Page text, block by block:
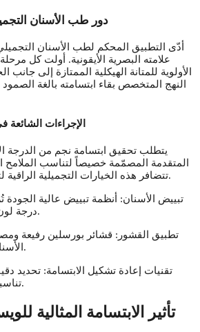
دور طب الأسنان
أدّى التطبيق المحكم لطب الأسنان
علامته البصرية الأيقونية. أولت كل
الأولوية للمتانة الهيكلية الممتازة إلى
النهج المتخصص بقاء ابتسامته بالغة
الإجراءات
يتطلب تحقيق ابتسامة نجم من الدرجة
المتقدمة المصمّمة خصيصاً لتناسب الملامح
تتضافر هذه الخيارات التجميلية الراقية لتحسين الانسجام الوجهي.
تبييض الأسنان: أنظمة تبييض عالية الجودة
درجة لون قاعدية موحّدة ومشرقة.
تطبيق القشور: قشائر بورسلين رفيعة
الأسنان الأمامية لإتقان الشكل.
تقنيات إعادة تشكيل الابتسامة: تحديد
تناسبات سنية مثالية ومتوازنة.
تأثير الابتسامة المثالية